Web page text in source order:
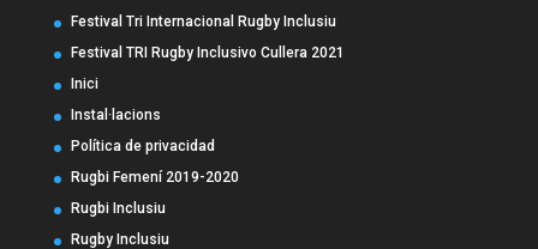
Festival Tri Internacional Rugby Inclusiu
Festival TRI Rugby Inclusivo Cullera 2021
Inici
Instal·lacions
Política de privacidad
Rugbi Femení 2019-2020
Rugbi Inclusiu
Rugby Inclusiu